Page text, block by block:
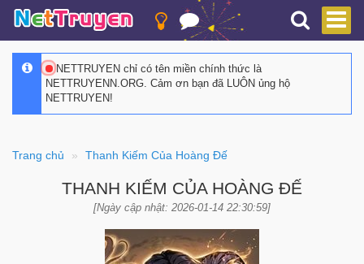
NETTRUYEN chỉ có tên miền chính thức là
NETTRUYENN.ORG. Cảm ơn bạn đã LUÔN ủng hộ
NETTRUYEN!
Trang chủ Thanh Kiếm Của Hoàng Đế
THANH KIẾM CỦA HOÀNG ĐẾ
[Ngày cập nhật: 2026-01-14 22:30:59]